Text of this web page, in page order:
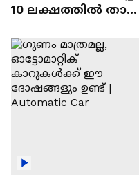
10 ലക്ഷത്തിൽ താഴെ
ഓട്ടോമാറ്റിക്ക്
എസ്‍യുവികൾ